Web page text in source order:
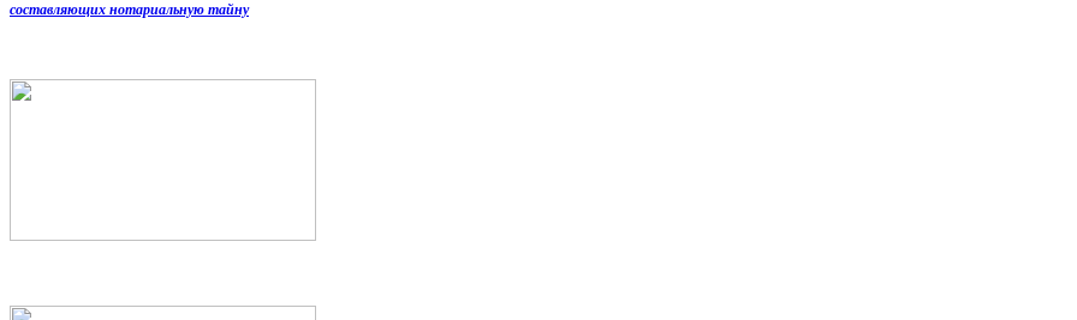
составляющих нотариальную тайну